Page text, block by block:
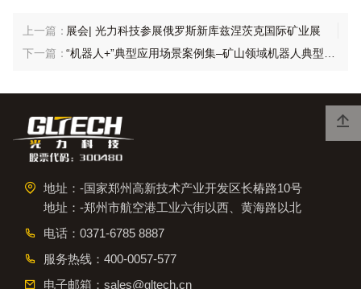
展会| 光力科技参展俄罗斯新库兹涅茨克国际矿业展
“机器人+”典型应用场景案例集–矿山领域机器人典型应用场景：智能钻探

地址：-国家郑州高新技术产业开发区长椿路10号
地址：-郑州市航空港工业六街以西、黄海路以北
电话： 0371-6785 8887
服务热线： 400-0057-577
电子邮箱： sales@gltech.cn